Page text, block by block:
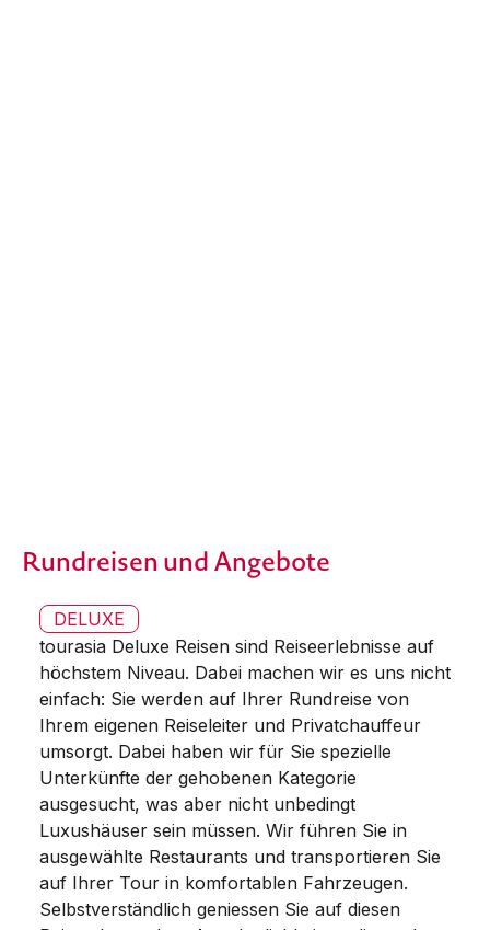
Rundreisen und Angebote
DELUXE
tourasia Deluxe Reisen sind Reiseerlebnisse auf
höchstem Niveau. Dabei machen wir es uns nicht
einfach: Sie werden auf Ihrer Rundreise von
Ihrem eigenen Reiseleiter und Privatchauffeur
umsorgt. Dabei haben wir für Sie spezielle
Unterkünfte der gehobenen Kategorie
ausgesucht, was aber nicht unbedingt
Luxushäuser sein müssen. Wir führen Sie in
ausgewählte Restaurants und transportieren Sie
auf Ihrer Tour in komfortablen Fahrzeugen.
Selbstverständlich geniessen Sie auf diesen